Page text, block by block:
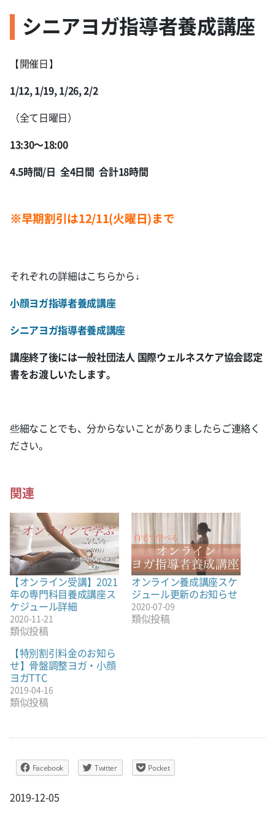
シニアヨガ指導者養成講座
【開催日】
1/12, 1/19, 1/26, 2/2
（全て日曜日）
13:30〜18:00
4.5時間/日 全4日間 合計18時間
※早期割引は12/11(火曜日)まで
それぞれの詳細はこちらから↓
小顔ヨガ指導者養成講座
シニアヨガ指導者養成講座
講座終了後には一般社団法人 国際ウェルネスケア協会認定
書をお渡しいたします。
些細なことでも、分からないことがありましたらご連絡く
ださい。
関連
【オンライン受講】2021
年の専門科目養成講座ス
ケジュール詳細
2020-11-21
類似投稿
オンライン養成講座スケ
ジュール更新のお知らせ
2020-07-09
類似投稿
【特別割引料金のお知ら
せ】骨盤調整ヨガ・小顔
ヨガTTC
2019-04-16
類似投稿
Facebook Twitter Pocket
2019-12-05